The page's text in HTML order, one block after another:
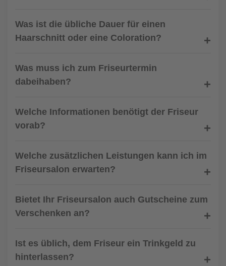
Was ist die übliche Dauer für einen
Haarschnitt oder eine Coloration?
Was muss ich zum Friseurtermin
dabeihaben?
Welche Informationen benötigt der Friseur
vorab?
Welche zusätzlichen Leistungen kann ich im
Friseursalon erwarten?
Bietet Ihr Friseursalon auch Gutscheine zum
Verschenken an?
Ist es üblich, dem Friseur ein Trinkgeld zu
hinterlassen?